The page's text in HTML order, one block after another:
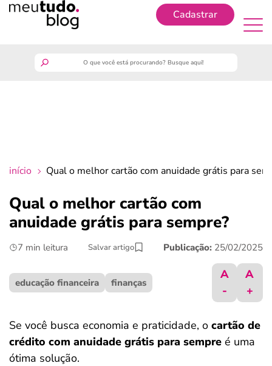
Cadastrar
crédito fácil
últimas notícias
ferramentas
início Qual o melhor cartão com anuidade grátis para
Qual o melhor cartão com
anuidade grátis para sempre?
7 min leitura Salvar artigo Publicação: 25/02/2025
educação financeira finanças
A
-
A
+
Se você busca economia e praticidade, o cartão de
crédito com anuidade grátis para sempre é uma
ótima solução.